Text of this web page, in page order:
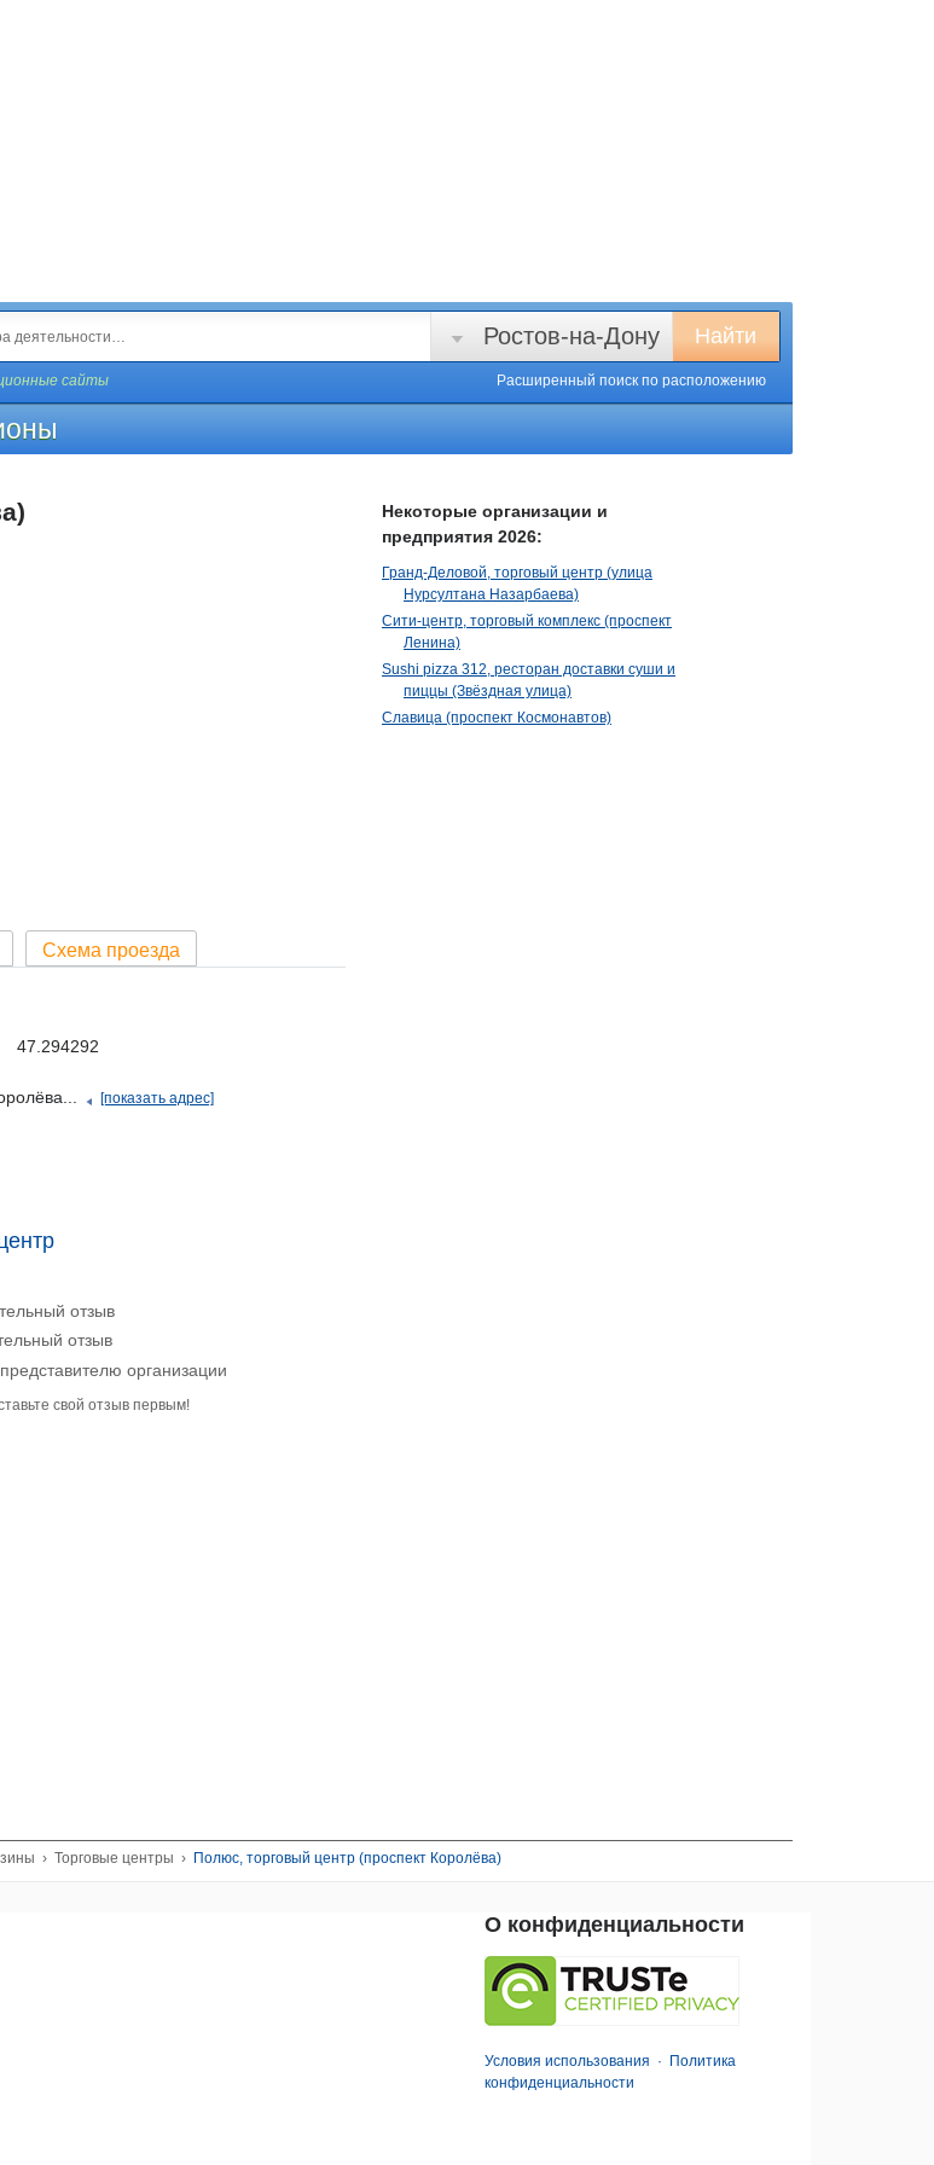
Найти
Ростов-на-Дону
сайты Расширенный поиск по расположению
Схема проезда
47.294292
[показать адрес]
отзыв
отзыв
организации
свой отзыв первым!
Некоторые организации и
предприятия 2026:
Гранд-Деловой, торговый центр (улица
Нурсултана Назарбаева)
Сити-центр, торговый комплекс (проспект
Ленина)
Sushi pizza 312, ресторан доставки суши и
пиццы (Звёздная улица)
Славица (проспект Космонавтов)
› Торговые центры › Полюс, торговый центр (проспект Королёва)
О конфиденциальности
Условия использования ·
Политика
конфиденциальности